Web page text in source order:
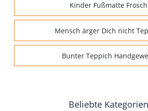
Kinder Fußmatte Frosch
Mensch ärger Dich nicht
Bunter Teppich
Beliebte Kategorien